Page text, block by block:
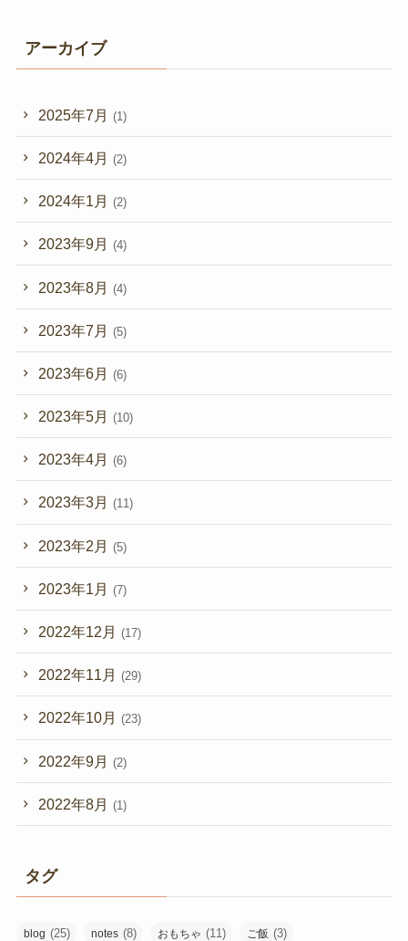
アーカイブ
2025年7月 (1)
2024年4月 (2)
2024年1月 (2)
2023年9月 (4)
2023年8月 (4)
2023年7月 (5)
2023年6月 (6)
2023年5月 (10)
2023年4月 (6)
2023年3月 (11)
2023年2月 (5)
2023年1月 (7)
2022年12月 (17)
2022年11月 (29)
2022年10月 (23)
2022年9月 (2)
2022年8月 (1)
タグ
blog (25) notes (8) おもちゃ (11) ご飯 (3)